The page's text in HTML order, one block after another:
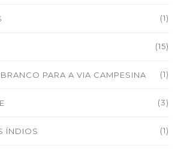
(1)
(15)
PARA A VIA CAMPESINA (1)
(3)
ÍNDIOS (1)